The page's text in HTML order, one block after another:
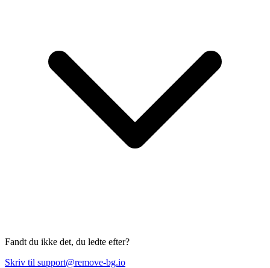
Fandt du ikke det, du ledte efter?
Skriv til support@remove-bg.io